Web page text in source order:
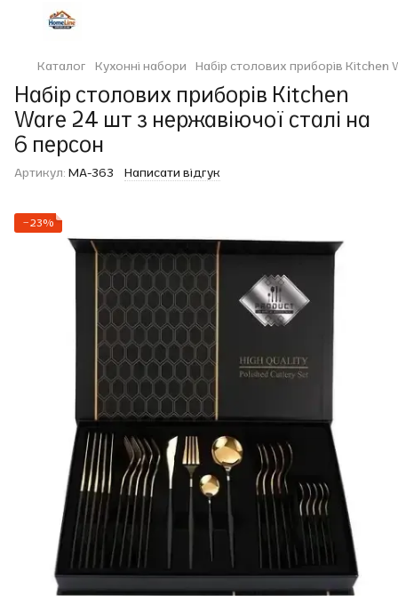
Каталог Кухонні набори Набір столових приборів Kitchen
Набір столових приборів Kitchen
Ware 24 шт з нержавіючої сталі на
6 персон
Артикул: MA-363 Написати відгук
−23%